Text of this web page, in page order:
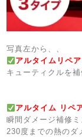
写真左から、、
アルタイムリペ
キューティクルを
アルタイム リペ
瞬間ダメージ補修ミ
230度までの熱の